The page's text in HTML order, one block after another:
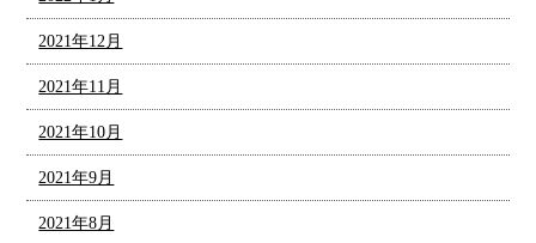
2021年12月
2021年11月
2021年10月
2021年9月
2021年8月